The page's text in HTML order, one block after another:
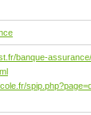
banque-